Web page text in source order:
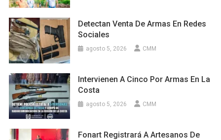
Detectan Venta De Armas En Redes
Sociales
agosto 5, 2026 CMM
Intervienen A Cinco Por Armas En La
Costa
agosto 5, 2026 CMM
Fonart Registrará A Artesanos De